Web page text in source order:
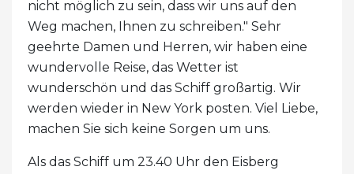
nicht möglich zu sein, dass wir uns auf den
Weg machen, Ihnen zu schreiben." Sehr
geehrte Damen und Herren, wir haben eine
wundervolle Reise, das Wetter ist
wunderschön und das Schiff großartig. Wir
werden wieder in New York posten. Viel Liebe,
machen Sie sich keine Sorgen um uns.
Als das Schiff um 23.40 Uhr den Eisberg